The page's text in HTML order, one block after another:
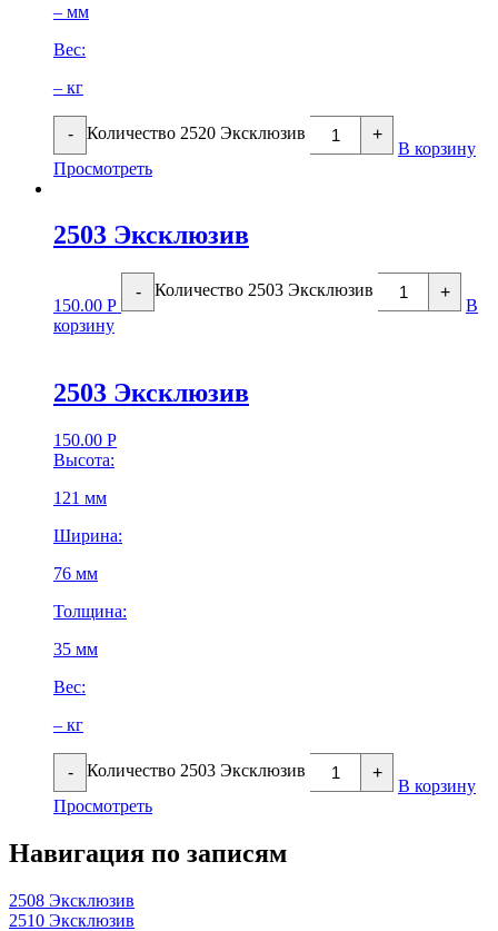
– мм
Вес:
– кг
- Количество 2520 Эксклюзив +
В корзину
Просмотреть
2503 Эксклюзив
150.00 Р
- Количество 2503 Эксклюзив +
В
корзину
2503 Эксклюзив
150.00 Р
Высота:
121 мм
Ширина:
76 мм
Толщина:
35 мм
Вес:
– кг
- Количество 2503 Эксклюзив +
В корзину
Просмотреть
Навигация по записям
2508 Эксклюзив
2510 Эксклюзив